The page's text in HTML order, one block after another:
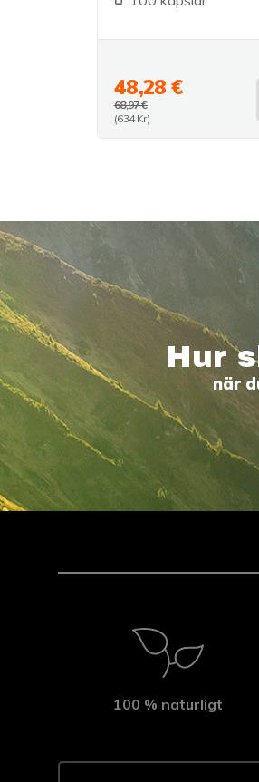
48,28 €
68,97 €
(634 Kr)
Hur
när
100 % naturligt